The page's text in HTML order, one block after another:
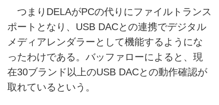
つまりDELAがPCの代りにファイルトランス
ポートとなり、USB DACとの連携でデジタル
メディアレンダラーとして機能するようにな
ったわけである。バッファローによると、現
在30ブランド以上のUSB DACとの動作確認が
取れているという。